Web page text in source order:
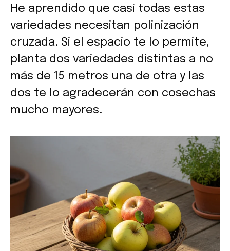
He aprendido que casi todas estas
variedades necesitan polinización
cruzada. Si el espacio te lo permite,
planta dos variedades distintas a no
más de 15 metros una de otra y las
dos te lo agradecerán con cosechas
mucho mayores.